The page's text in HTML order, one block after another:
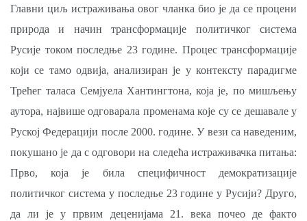
Главни циљ истраживања овог чланка био је да се процени
природа и начин трансформације политичког система
Русије током последњe 23 године. Процес трансформације
који се тамо одвија, анализиран је у контексту парадигме
Трећег таласа Семјуела Хантингтона, која је, по мишљењу
аутора, највише одговарала променама које су се дешавале у
Руској Федерацији после 2000. године. У вези сa наведеним,
покушано је да с одговори на следећа истраживачка питања:
Прво, која је била специфичност демократизације
политичког система у последње 23 године у Русији? Друго,
да ли је у првим деценијама 21. века почео де факто